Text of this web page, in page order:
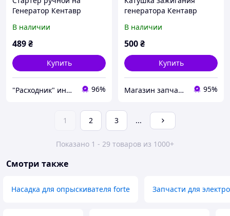
Генератор Кентавр
В наличии
489₴
Купить
"Расходник" интернет магазин запчастей 96%
генератора Кентавр
В наличии
500₴
Купить
Магазин запчастей Техновам 95%
1 2 3 ...
Показано 1 - 29 товаров из 1000+
Смотри также
Насадка для опрыскивателя forte Запчасти для